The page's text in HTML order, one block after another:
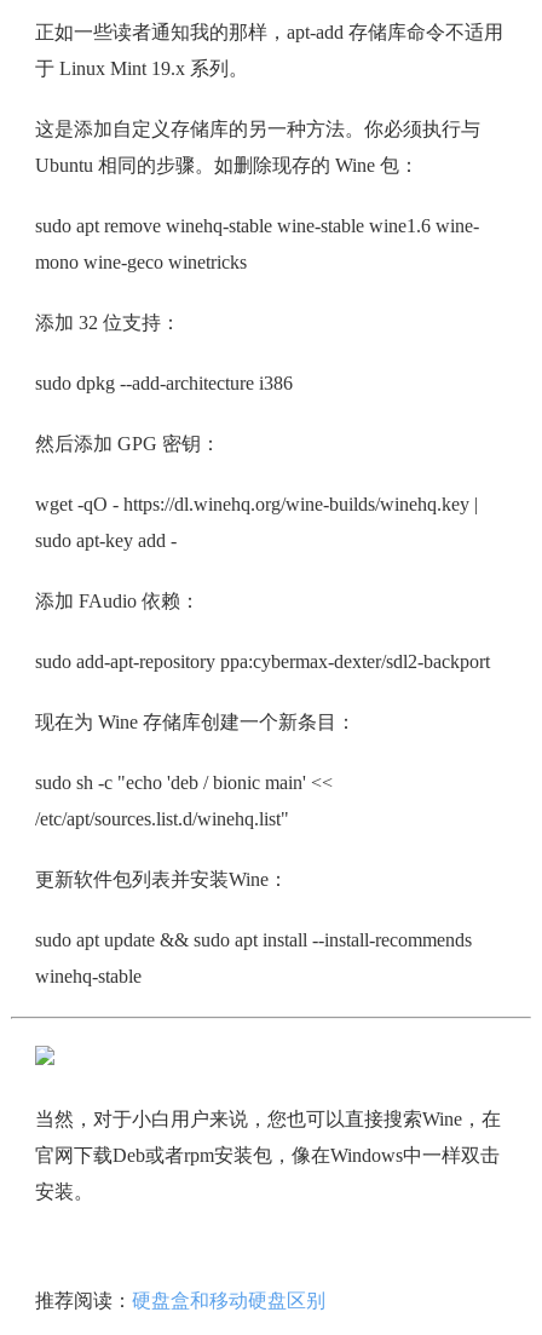
正如一些读者通知我的那样，apt-add 存储库命令不适用
于 Linux Mint 19.x 系列。
这是添加自定义存储库的另一种方法。你必须执行与
Ubuntu 相同的步骤。如删除现存的 Wine 包：
sudo apt remove winehq-stable wine-stable wine1.6 wine-
mono wine-geco winetricks
添加 32 位支持：
sudo dpkg --add-architecture i386
然后添加 GPG 密钥：
wget -qO - https://dl.winehq.org/wine-builds/winehq.key |
sudo apt-key add -
添加 FAudio 依赖：
sudo add-apt-repository ppa:cybermax-dexter/sdl2-backport
现在为 Wine 存储库创建一个新条目：
sudo sh -c "echo 'deb / bionic main' <<
/etc/apt/sources.list.d/winehq.list"
更新软件包列表并安装Wine：
sudo apt update && sudo apt install --install-recommends
winehq-stable
当然，对于小白用户来说，您也可以直接搜索Wine，在
官网下载Deb或者rpm安装包，像在Windows中一样双击
安装。
推荐阅读： 硬盘盒和移动硬盘区别